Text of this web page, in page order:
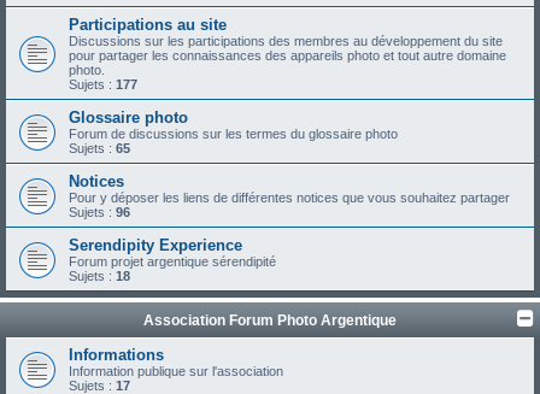
Participations au site
Discussions sur les participations des membres au développement du site
pour partager les connaissances des appareils photo et tout autre domaine
photo.
Sujets : 177
Glossaire photo
Forum de discussions sur les termes du glossaire photo
Sujets : 65
Notices
Pour y déposer les liens de différentes notices que vous souhaitez partager
Sujets : 96
Serendipity Experience
Forum projet argentique sérendipité
Sujets : 18
Association Forum Photo Argentique
Informations
Information publique sur l'association
Sujets : 17